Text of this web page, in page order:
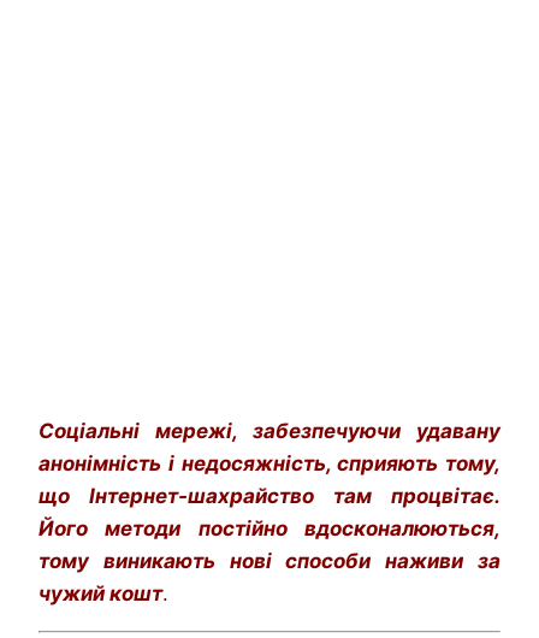
Соціальні мережі, забезпечуючи удавану
анонімність і недосяжність, сприяють тому,
що Інтернет-шахрайство там процвітає.
Його методи постійно вдосконалюються,
тому виникають нові способи наживи за
чужий кошт.